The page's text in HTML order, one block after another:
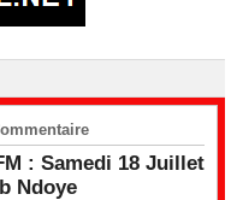
: Samedi 18 Juillet
Ndoye